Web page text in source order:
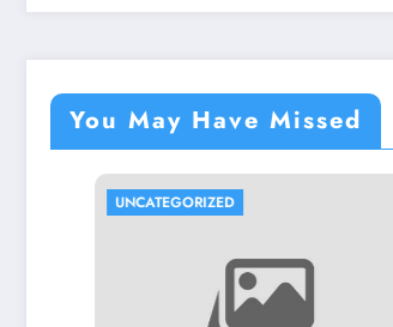
You May Have Missed
UNCATEGORIZED